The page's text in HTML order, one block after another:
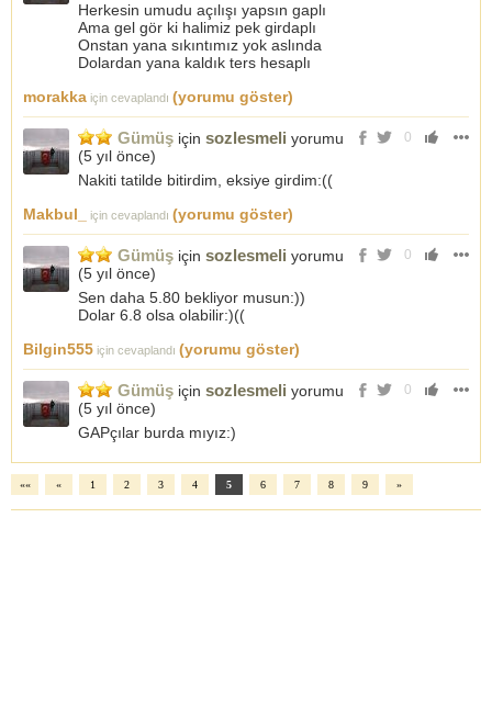
Herkesin umudu açılışı yapsın gaplı
Ama gel gör ki halimiz pek girdaplı
Onstan yana sıkıntımız yok aslında
Dolardan yana kaldık ters hesaplı
morakka için cevaplandı (yorumu göster)
0
Gümüş için sozlesmeli yorumu
(5 yıl önce)
Nakiti tatilde bitirdim, eksiye girdim:((
Makbul_
için cevaplandı (yorumu göster)
0
Gümüş için sozlesmeli yorumu
(5 yıl önce)
Sen daha 5.80 bekliyor musun:))
Dolar 6.8 olsa olabilir:)((
Bilgin555 için cevaplandı (yorumu göster)
0
Gümüş için sozlesmeli yorumu
(5 yıl önce)
GAPçılar burda mıyız:)
«« « 1 2 3 4 5 6 7 8 9 »